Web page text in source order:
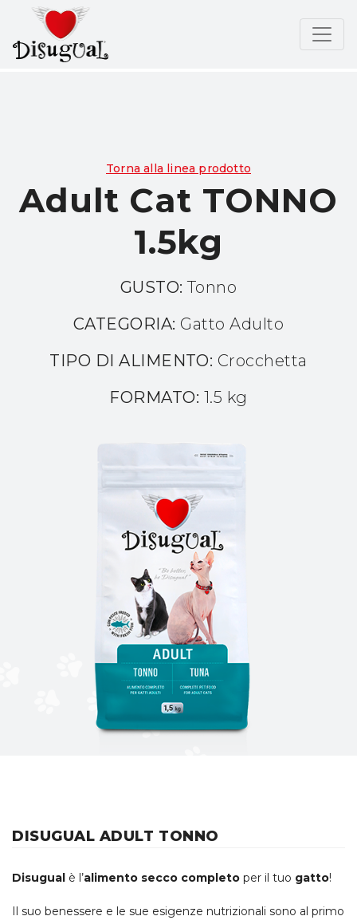
Torna alla linea prodotto
Adult Cat TONNO
1.5kg
GUSTO:Tonno
CATEGORIA: Gatto Adulto
TIPO DI ALIMENTO: Crocchetta
FORMATO: 1.5 kg
DISUGUAL ADULT TONNO
Disugual è l’alimento secco completo per il tuo gatto!
Il suo benessere e le sue esigenze nutrizionali sono al primo